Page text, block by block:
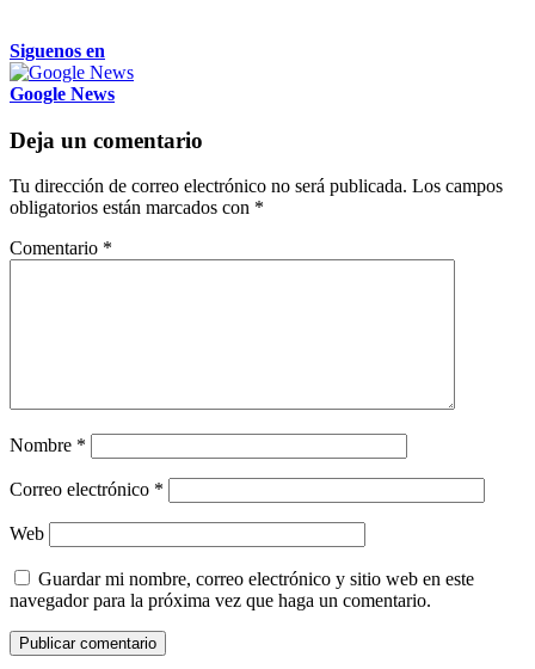
Siguenos en
Google News
Deja un comentario
Tu dirección de correo electrónico no será publicada. Los campos
obligatorios están marcados con *
Comentario *
Nombre *
Correo electrónico *
Web
Guardar mi nombre, correo electrónico y sitio web en este
navegador para la próxima vez que haga un comentario.